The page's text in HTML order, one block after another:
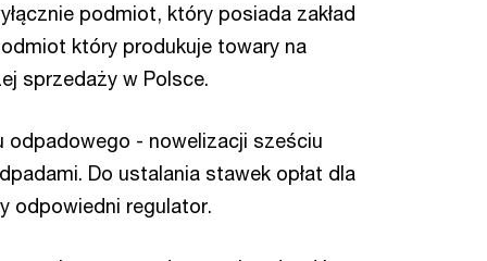
podmiot, który posiada zakład
który produkuje towary na
sprzedaży w Polsce.
odpadowego - nowelizacji sześciu
Do ustalania stawek opłat dla
odpowiedni regulator.